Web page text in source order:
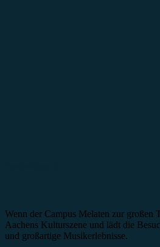
Wenn der Campus Melaten zur großen
Aachens Kulturszene und lädt die
und großartige Musikerlebnisse.